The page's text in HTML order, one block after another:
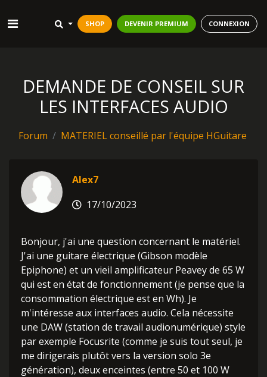
SHOP DEVENIR PREMIUM CONNEXION
DEMANDE DE CONSEIL SUR
LES INTERFACES AUDIO
Forum MATERIEL conseillé par l'équipe HGuitare
Alex7
17/10/2023
Bonjour, j'ai une question concernant le matériel.
J'ai une guitare électrique (Gibson modèle
Epiphone) et un vieil amplificateur Peavey de 65 W
qui est en état de fonctionnement (je pense que la
consommation électrique est en Wh). Je
m'intéresse aux interfaces audio. Cela nécessite
une DAW (station de travail audionumérique) style
par exemple Focusrite (comme je suis tout seul, je
me dirigerais plutôt vers la version solo 3e
génération), deux enceintes (entre 50 et 100 W